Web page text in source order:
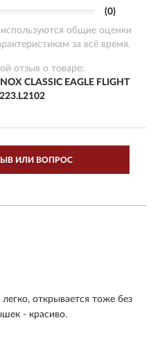
(0)
общие оценки
за всё время.
отзыв о товаре:
CLASSIC EAGLE FLIGHT
ИЛИ ВОПРОС
открывается тоже без
- красиво.